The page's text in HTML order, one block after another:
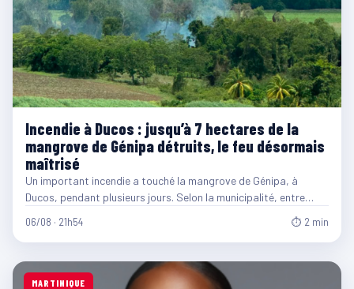
Incendie à Ducos : jusqu’à 7 hectares de la
mangrove de Génipa détruits, le feu désormais
maîtrisé
Un important incendie a touché la mangrove de Génipa, à
Ducos, pendant plusieurs jours. Selon la municipalité, entre…
06/08 · 21h54 ⏱ 2 min
MARTINIQUE